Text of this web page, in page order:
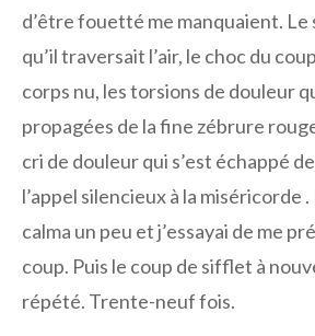
d’être fouetté me manquaient.
qu’il traversait l’air, le choc du
corps nu, les torsions de douleur
propagées de la fine zébrure
cri de douleur qui s’est échappé
l’appel silencieux à la miséricorde
calma un peu et j’essayai de me
coup. Puis le coup de sifflet à
répété. Trente-neuf fois.